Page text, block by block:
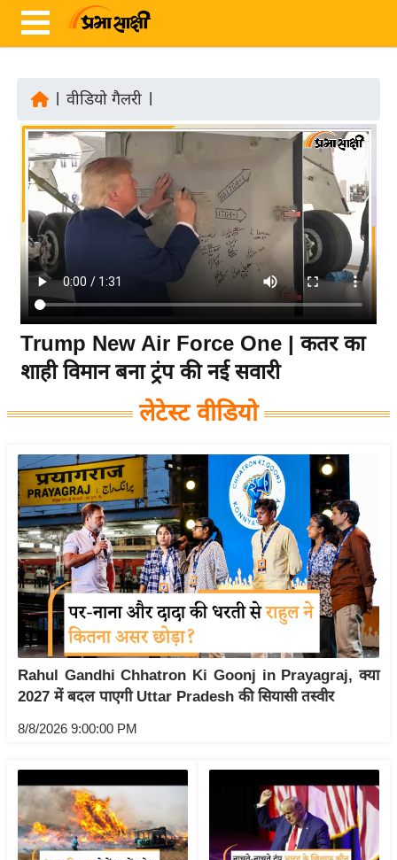
ता
रा
ष्ट्री
य
अं
त
र्रा
य
ज़
ने
स
उ
द्यो
ग
ज
ग
त
वि
शे
ष
रा
य
ब
ज
वीडियो गैलरी
Trump New Air Force One | कतर का
शाही विमान बना ट्रंप की नई सवारी
लेटेस्ट वीडियो
Rahul Gandhi Chhatron Ki Goonj in Prayagraj, क्या
2027 में बदल पाएगी Uttar Pradesh की सियासी तस्वीर
8/8/2026 9:00:00 PM